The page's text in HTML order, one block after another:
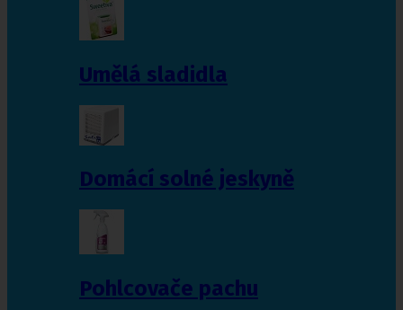
Umělá sladidla
Domácí solné jeskyně
Pohlcovače pachu